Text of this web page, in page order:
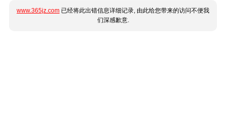
www.365jz.com 已经将此出错信息详细记录, 由此给您带来的访问不便我
们深感歉意.